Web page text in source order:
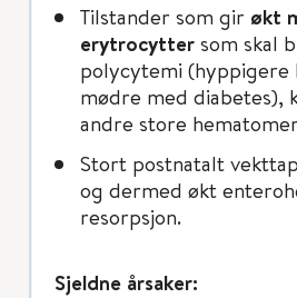
Tilstander som gir økt
erytrocytter som skal
polycytemi (hyppigere
mødre med diabetes),
andre store
Stort postnatalt
og dermed økt
resorpsjon.
Sjeldne årsaker: